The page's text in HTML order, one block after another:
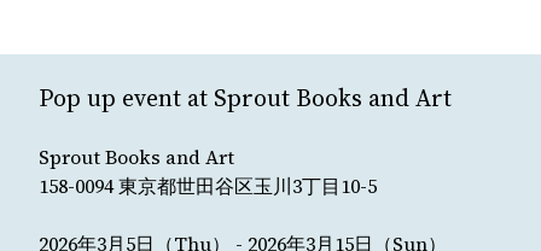
Pop up event at Sprout Books and Art
Sprout Books and Art
158-0094 東京都世田谷区玉川3丁目10-5
2026年3月5日（Thu） - 2026年3月15日（Sun）